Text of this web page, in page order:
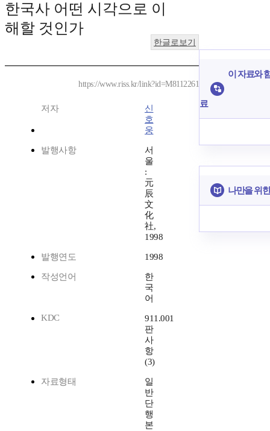
한국사 어떤 시각으로 이
해할 것인가
한글로보기
https://www.riss.kr/link?id=M8112261
저자
신
호
웅
발행사항
서
울
:
元
辰
文
化
社,
1998
발행연도 1998
작성언어
한
국
어
KDC
911.001
판
사
항
(3)
자료형태
일
반
단
행
본
이 자료와
료
나만을 위